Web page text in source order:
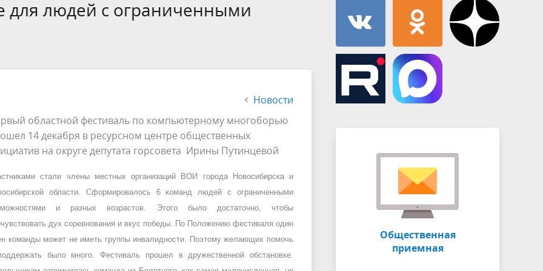
Объявления
предыдущих созывов
имущественного характера
людей с ограниченными
Новости
областной фестиваль по компьютерному многоборью
14 декабря в ресурсном центре общественных
на округе депутата горсовета Ирины Путинцевой
стали члены местных организаций ВОИ города Новосибирска и
области. Сформировалось 6 команд людей с ограниченными
и разных возрастов. Этого было достаточно, чтобы
дух соревнования и вкус победы. По Положению фестиваля один
команды может не иметь группы инвалидности. Поэтому желающих помочь
было много. Фестиваль прошел в дружественной обстановке.
Общественная
приемная